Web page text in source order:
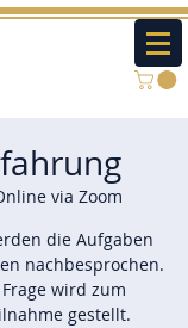
via Zoom
die Aufgaben
nachbesprochen.
wird zum
gestellt.